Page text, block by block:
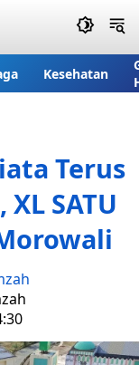
Kesehatan
Terus
SATU